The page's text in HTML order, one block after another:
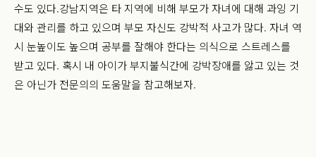
수도 있다.강남지역은 타 지역에 비해 부모가 자녀에 대해 과잉 기
대와 관리를 하고 있으며 부모 자신도 강박적 사고가 많다. 자녀 역
시 눈높이도 높으며 공부를 잘해야 한다는 의식으로 스트레스를
받고 있다. 혹시 내 아이가 부지불식간에 강박장애를 앓고 있는 것
은 아닌가 전문의의 도움말을 참고해보자.